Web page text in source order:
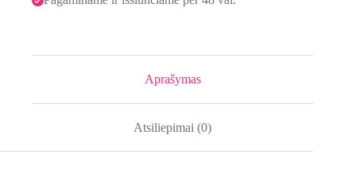
Aprašymas
Atsiliepimai (0)